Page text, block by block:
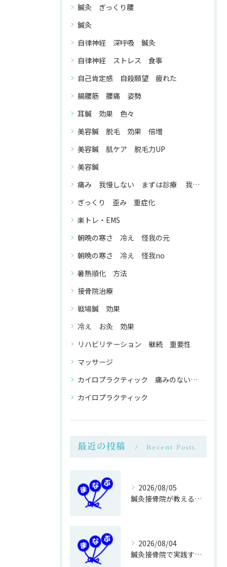
鍼灸 ぎっくり腰
鍼灸
自律神経 深呼吸 鍼灸
自律神経 ストレス 食事
自己肯定感 自殺願望 疲れた
腸腰筋 腰痛 姿勢
耳鍼 効果 色々
美容鍼 脱毛 効果 倍増
美容鍼 肌ケア 脱毛力UP
美容鍼
痛み 我慢しない まずは診療 我慢する 必要 が ない
ぎっくり 歪み 重症化
楽トレ・EMS
朝晩の寒さ 冷え 怪我の元
朝晩の寒さ 冷え 怪我no
暑熱順化 方法
接骨院治療
戦場鍼 効果
冷え お灸 効果
リハビリテーション 継続 重要性
マッサージ
カイロプラクティック 痛みのない 整体
カイロプラクティック
最近の投稿 Recent Posts
2026/08/05
鍼灸接骨院が教える簡単運動不足対策
2026/08/04
鍼灸接骨院で実践する正しい歩き方改善法